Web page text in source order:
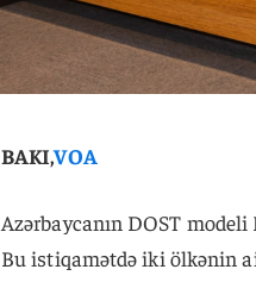
BAKI,VOA
Azərbaycanın DOST
Bu istiqamətdə iki ölkənin